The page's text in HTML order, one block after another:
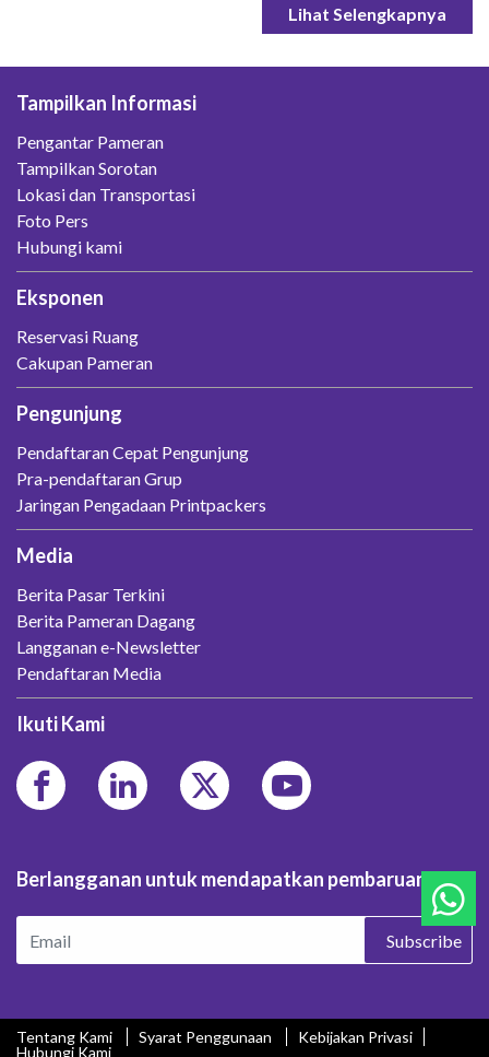
Lihat Selengkapnya
Tampilkan Informasi
Pengantar Pameran
Tampilkan Sorotan
Lokasi dan Transportasi
Foto Pers
Hubungi kami
Eksponen
Reservasi Ruang
Cakupan Pameran
Pengunjung
Pendaftaran Cepat Pengunjung
Pra-pendaftaran Grup
Jaringan Pengadaan Printpackers
Media
Berita Pasar Terkini
Berita Pameran Dagang
Langganan e-Newsletter
Pendaftaran Media
Ikuti Kami
Berlangganan untuk mendapatkan pembaruan.
Subscribe
Tentang Kami Syarat Penggunaan
Kebijakan Privasi
Hubungi Kami